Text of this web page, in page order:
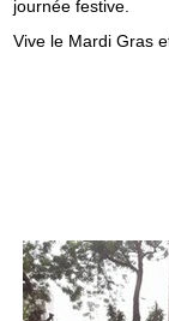
journée festive.
Vive le Mardi Gras